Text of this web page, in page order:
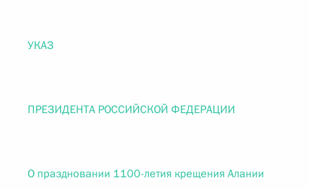
УКАЗ
ПРЕЗИДЕНТА РОССИЙСКОЙ ФЕДЕРАЦИИ
О праздновании 1100-летия крещения Алании